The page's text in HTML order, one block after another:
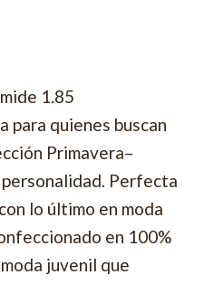
1.85
para quienes buscan
Primavera–
Perfecta
lo último en moda
en 100%
juvenil que